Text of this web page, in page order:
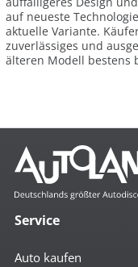
auf neueste
aktuelle Variante.
zuverlässiges und
älteren Modell bestens
Service
Auto kaufen